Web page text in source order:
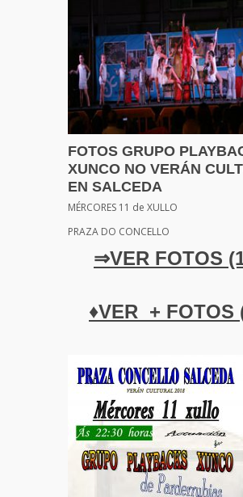
FOTOS GRUPO
XUNCO NO VERÁN
EN SALCEDA
MÉRCORES 11 de XULLO
PRAZA DO CONCELLO
⇒VER FOTOS
♦VER + FOTOS